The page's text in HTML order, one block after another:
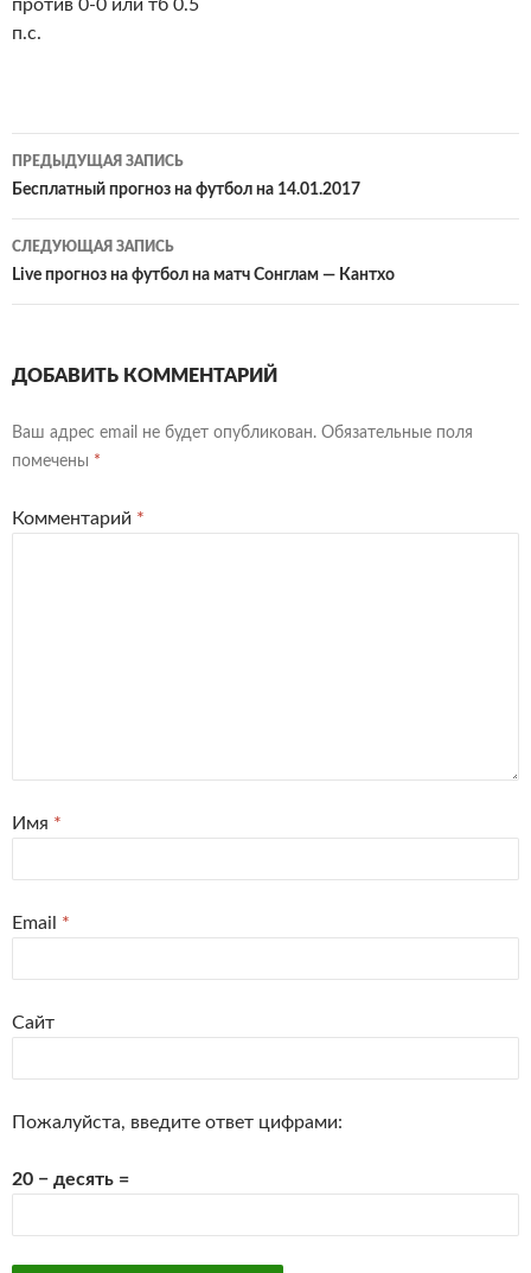
против 0-0 или тб 0.5
п.с.
Навигация
по
записям
ПРЕДЫДУЩАЯ ЗАПИСЬ
Бесплатный прогноз на футбол на 14.01.2017
СЛЕДУЮЩАЯ ЗАПИСЬ
Live прогноз на футбол на матч Сонглам — Кантхо
ДОБАВИТЬ КОММЕНТАРИЙ
Ваш адрес email не будет опубликован. Обязательные поля
помечены *
Комментарий *
Имя *
Email *
Сайт
Пожалуйста, введите ответ цифрами:
20 − десять =